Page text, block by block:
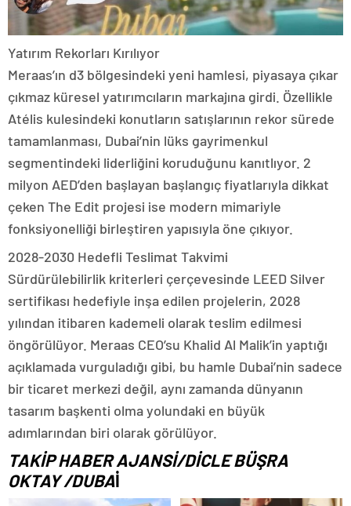
Yatırım Rekorları Kırılıyor
Meraas’ın d3 bölgesindeki yeni hamlesi, piyasaya çıkar
çıkmaz küresel yatırımcıların markajına girdi. Özellikle
Atélis kulesindeki konutların satışlarının rekor sürede
tamamlanması, Dubai’nin lüks gayrimenkul
segmentindeki liderliğini koruduğunu kanıtlıyor. 2
milyon AED’den başlayan başlangıç fiyatlarıyla dikkat
çeken The Edit projesi ise modern mimariyle
fonksiyonelliği birleştiren yapısıyla öne çıkıyor.
2028-2030 Hedefli Teslimat Takvimi
Sürdürülebilirlik kriterleri çerçevesinde LEED Silver
sertifikası hedefiyle inşa edilen projelerin, 2028
yılından itibaren kademeli olarak teslim edilmesi
öngörülüyor. Meraas CEO’su Khalid Al Malik’in yaptığı
açıklamada vurguladığı gibi, bu hamle Dubai’nin sadece
bir ticaret merkezi değil, aynı zamanda dünyanın
tasarım başkenti olma yolundaki en büyük
adımlarından biri olarak görülüyor.
TAKİP HABER AJANSİ/DİCLE BÜŞRA
OKTAY /DUBAİ